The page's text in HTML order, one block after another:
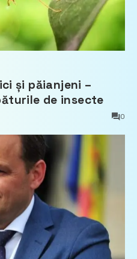
și păianjeni –
de insecte
0